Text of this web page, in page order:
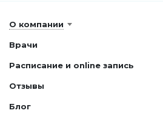
О компании
Врачи
Расписание и online запись
Отзывы
Блог